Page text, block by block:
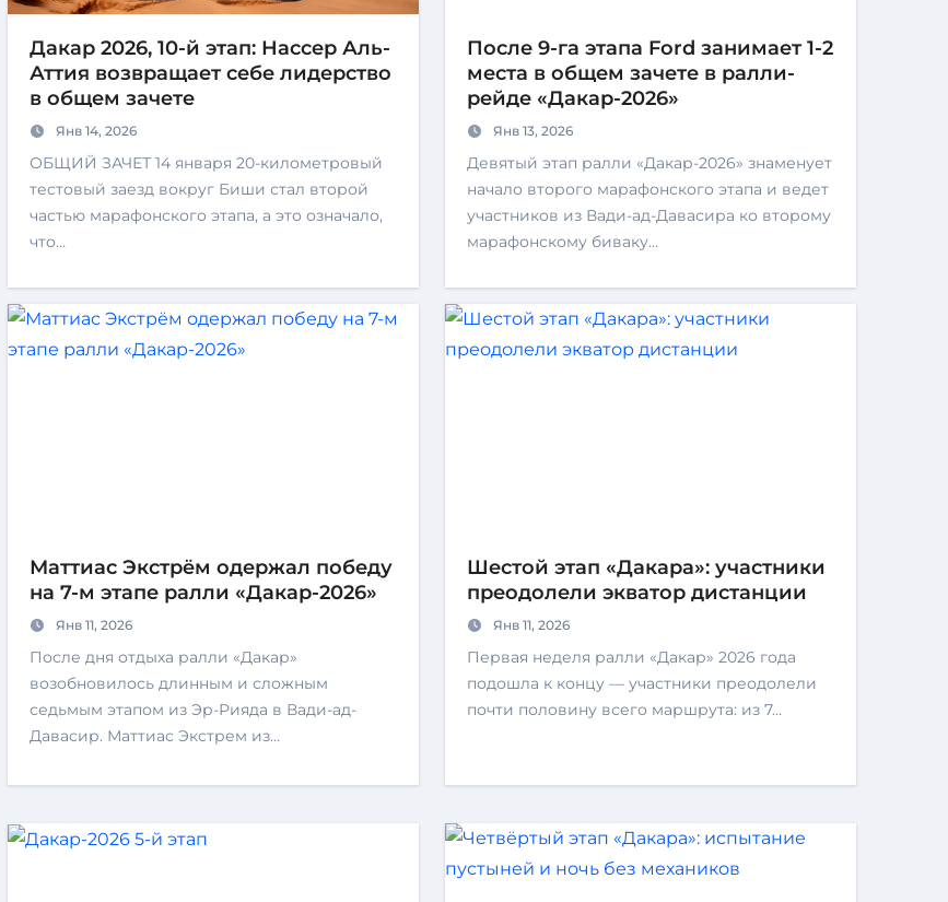
Дакар 2026, 10-й этап: Нассер Аль-
Аттия возвращает себе лидерство
в общем зачете
Янв 14, 2026
ОБЩИЙ ЗАЧЕТ 14 января 20-километровый
тестовый заезд вокруг Биши стал второй
частью марафонского этапа, а это означало,
что…
После 9-га этапа Ford занимает 1-2
места в общем зачете в ралли-
рейде «Дакар-2026»
Янв 13, 2026
Девятый этап ралли «Дакар-2026» знаменует
начало второго марафонского этапа и ведет
участников из Вади-ад-Давасира ко второму
марафонскому биваку…
Маттиас Экстрём одержал победу
на 7-м этапе ралли «Дакар-2026»
Янв 11, 2026
После дня отдыха ралли «Дакар»
возобновилось длинным и сложным
седьмым этапом из Эр-Рияда в Вади-ад-
Давасир. Маттиас Экстрем из…
Шестой этап «Дакара»: участники
преодолели экватор дистанции
Янв 11, 2026
Первая неделя ралли «Дакар» 2026 года
подошла к концу — участники преодолели
почти половину всего маршрута: из 7…